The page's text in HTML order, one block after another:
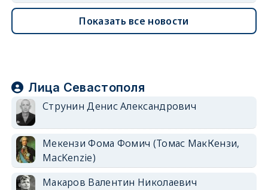
Показать все новости
Лица Севастополя
Струнин Денис Александрович
Мекензи Фома Фомич (Томас МакКензи,
MacKenzie)
Макаров Валентин Николаевич